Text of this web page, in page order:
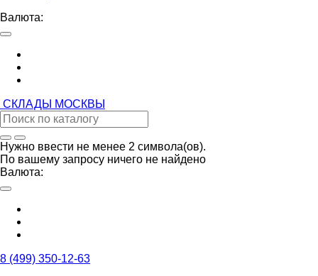
Валюта:
СКЛАДЫ МОСКВЫ
Нужно ввести не менее 2 символа(ов).
По вашему запросу ничего не найдено
Валюта:
8 (499) 350-12-63